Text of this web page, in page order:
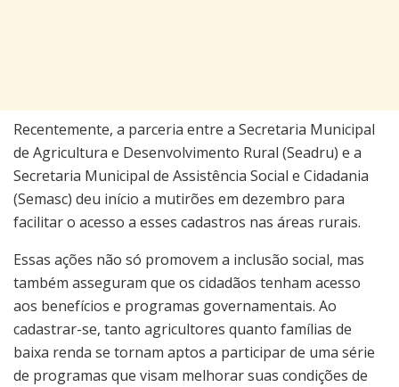
Recentemente, a parceria entre a Secretaria Municipal
de Agricultura e Desenvolvimento Rural (Seadru) e a
Secretaria Municipal de Assistência Social e Cidadania
(Semasc) deu início a mutirões em dezembro para
facilitar o acesso a esses cadastros nas áreas rurais.
Essas ações não só promovem a inclusão social, mas
também asseguram que os cidadãos tenham acesso
aos benefícios e programas governamentais. Ao
cadastrar-se, tanto agricultores quanto famílias de
baixa renda se tornam aptos a participar de uma série
de programas que visam melhorar suas condições de